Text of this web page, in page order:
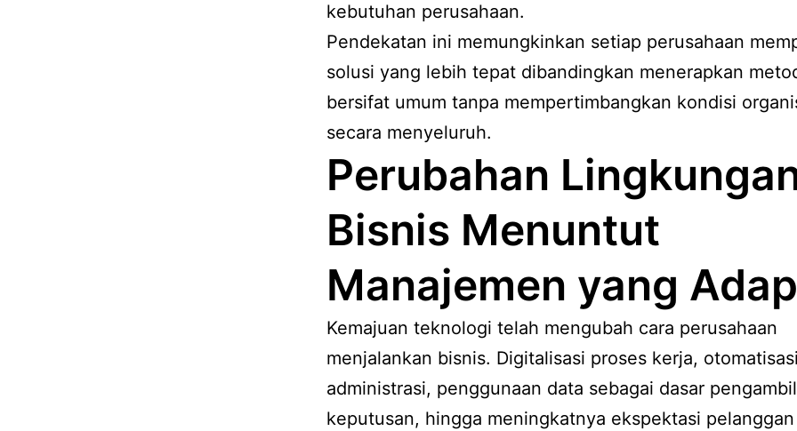
kebutuhan perusahaan.
Pendekatan ini memungkinkan setiap perusahaan
solusi yang lebih tepat dibandingkan menerapkan
bersifat umum tanpa mempertimbangkan kondisi
secara menyeluruh.
Perubahan
Bisnis Menuntut
Manajemen yang
Kemajuan teknologi telah mengubah cara perusahaan
menjalankan bisnis. Digitalisasi proses kerja,
administrasi, penggunaan data sebagai dasar
keputusan, hingga meningkatnya ekspektasi